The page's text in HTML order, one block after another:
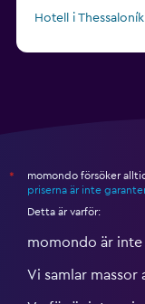
Hotell i
*
momondo försöker
priserna är inte
Detta är varför:
momondo är inte
Vi samlar